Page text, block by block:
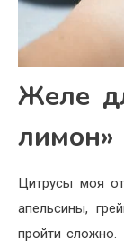
Желе
лимон»
Цитрусы моя
апельсины,
пройти сложно.